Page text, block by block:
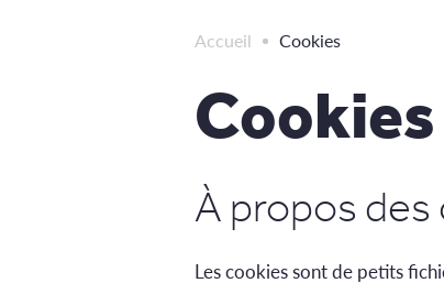
Accueil Cookies
Cookies
À propos des
Les cookies sont de petits